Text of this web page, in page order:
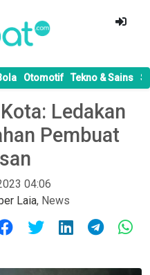
Otomotif Tekno & Sains
Ledakan
Pembuat
04:06
Laia, News